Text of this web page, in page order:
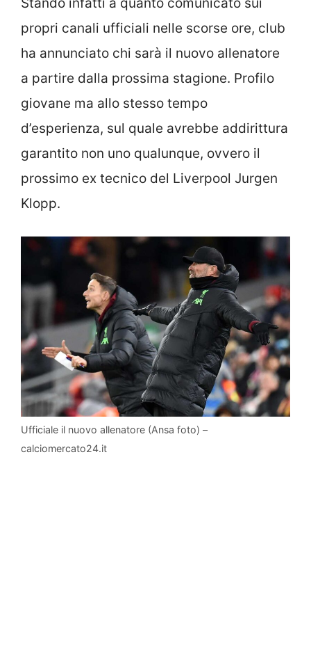
Stando infatti a quanto comunicato sui
propri canali ufficiali nelle scorse ore, club
ha annunciato chi sarà il nuovo allenatore
a partire dalla prossima stagione. Profilo
giovane ma allo stesso tempo
d’esperienza, sul quale avrebbe addirittura
garantito non uno qualunque, ovvero il
prossimo ex tecnico del Liverpool Jurgen
Klopp.
Ufficiale il nuovo allenatore (Ansa foto) –
calciomercato24.it